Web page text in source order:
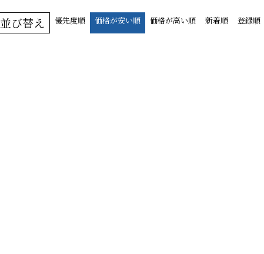
並び替え 優先度順 価格が安い順 価格が高い順 新着順 登録順